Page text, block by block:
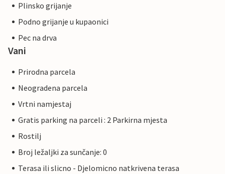
Plinsko grijanje
Podno grijanje u kupaonici
Pec na drva
Vani
Prirodna parcela
Neogradena parcela
Vrtni namjestaj
Gratis parking na parceli : 2 Parkirna mjesta
Rostilj
Broj ležaljki za sunčanje: 0
Terasa ili slicno - Djelomicno natkrivena terasa